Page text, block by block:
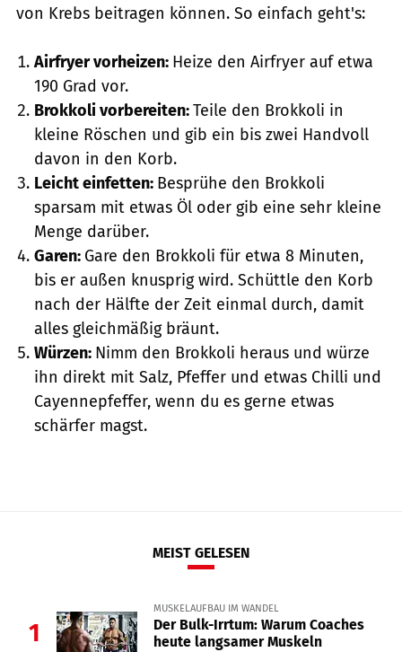
von Krebs beitragen können. So einfach geht's:
Airfryer vorheizen: Heize den Airfryer auf etwa
190 Grad vor.
Brokkoli vorbereiten:Teile den Brokkoli in
kleine Röschen und gib ein bis zwei Handvoll
davon in den Korb.
Leicht einfetten: Besprühe den Brokkoli
sparsam mit etwas Öl oder gib eine sehr kleine
Menge darüber.
Garen: Gare den Brokkoli für etwa 8 Minuten,
bis er außen knusprig wird. Schüttle den Korb
nach der Hälfte der Zeit einmal durch, damit
alles gleichmäßig bräunt.
Würzen: Nimm den Brokkoli heraus und würze
ihn direkt mit Salz, Pfeffer und etwas Chilli und
Cayennepfeffer, wenn du es gerne etwas
schärfer magst.
MEIST GELESEN
1
MUSKELAUFBAU IM WANDEL
Der Bulk-Irrtum: Warum Coaches
heute langsamer Muskeln